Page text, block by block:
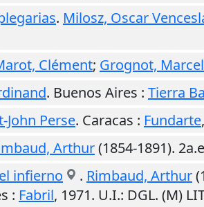
. Milosz, Oscar
Clément; Grognot, Marcel
. Buenos Aires : Tierra
John Perse. Caracas : Fundarte,
Arthur(1854-1891).
infierno
. Rimbaud, Arthur
: Fabril, 1971. U.I.: DGL. (M)